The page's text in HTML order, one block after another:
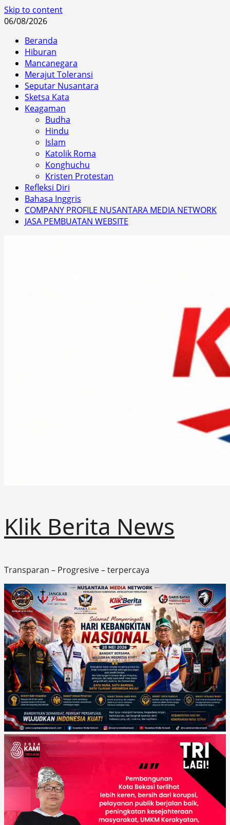
Skip to content
06/08/2026
Beranda
Hiburan
Mancanegara
Merajut Toleransi
Seputar Nusantara
Sketsa Kata
Keagaman
Budha
Hindu
Islam
Katolik Roma
Konghuchu
Kristen Protestan
Refleksi Diri
Bahasa Inggris
COMPANY PROFILE NUSANTARA MEDIA NETWORK
JASA PEMBUATAN WEBSITE
Klik Berita News
Transparan – Progresive – terpercaya